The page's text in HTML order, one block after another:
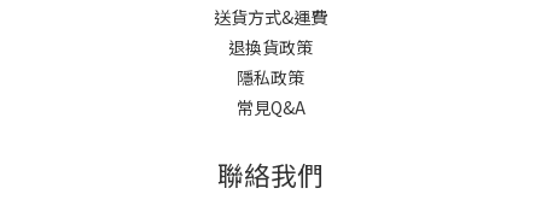
送貨方式&運費
退換貨政策
隱私政策
常見Q&A
聯絡我們